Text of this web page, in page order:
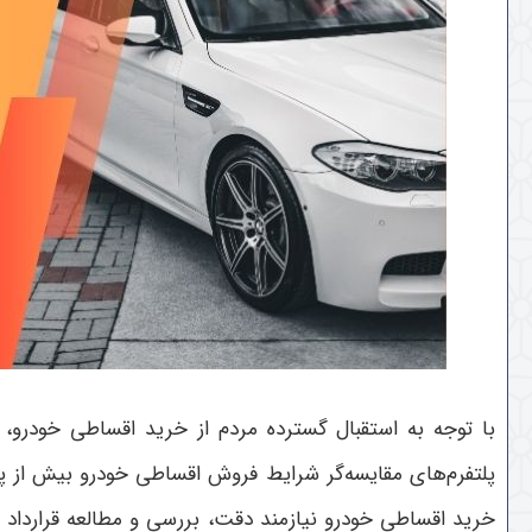
با توجه به استقبال گسترده مردم از خرید اقساطی
پلتفرم‌های مقایسه‌گر شرایط فروش اقساطی خودرو بیش از
خرید اقساطی خودرو نیازمند دقت، بررسی و مطالعه